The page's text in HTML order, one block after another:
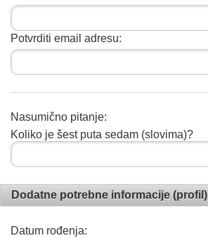
Potvrditi email adresu:
Nasumično pitanje:
Koliko je šest puta sedam (slovima)?
Dodatne potrebne informacije (profil)
Datum rođenja: